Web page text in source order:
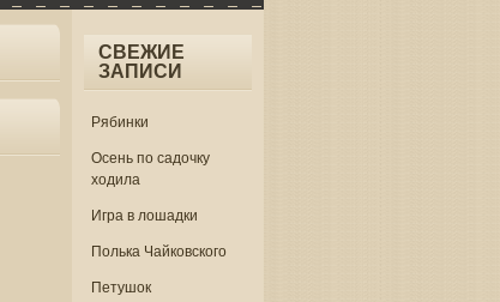
СВЕЖИЕ
ЗАПИСИ
Рябинки
Осень по садочку
ходила
Игра в лошадки
Полька Чайковского
Петушок